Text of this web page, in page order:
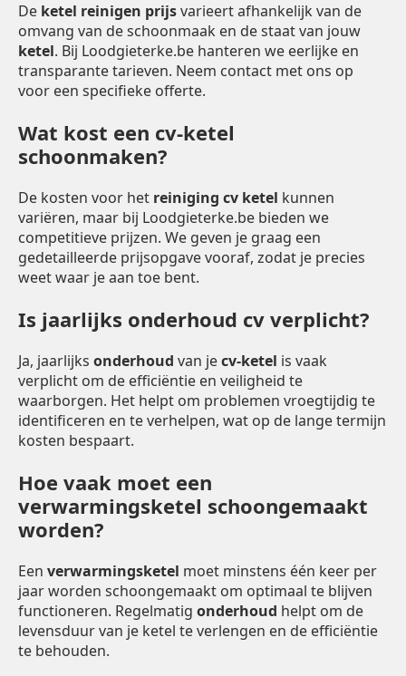
De ketel reinigen prijsvarieert afhankelijk van de
omvang van de schoonmaak en de staat van jouw
ketel. Bij Loodgieterke.be hanteren we eerlijke en
transparante tarieven. Neem contact met ons op
voor een specifieke offerte.
Wat kost een cv-ketel
schoonmaken?
De kosten voor het reiniging cv ketel kunnen
variëren, maar bij Loodgieterke.be bieden we
competitieve prijzen. We geven je graag een
gedetailleerde prijsopgave vooraf, zodat je precies
weet waar je aan toe bent.
Is jaarlijks onderhoud cv verplicht?
Ja, jaarlijks onderhoud van jecv-ketel is vaak
verplicht om de efficiëntie en veiligheid te
waarborgen. Het helpt om problemen vroegtijdig te
identificeren en te verhelpen, wat op de lange termijn
kosten bespaart.
Hoe vaak moet een
verwarmingsketel schoongemaakt
worden?
Een verwarmingsketel moet minstens één keer per
jaar worden schoongemaakt om optimaal te blijven
functioneren. Regelmatig onderhoud helpt om de
levensduur van je ketel te verlengen en de efficiëntie
te behouden.